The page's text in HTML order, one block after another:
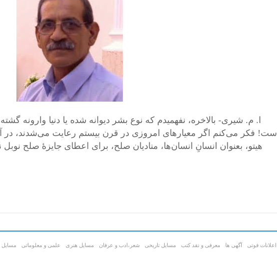
است! فکر می‌کنم اگر معیار‌های امروزی در قرن بیستم رعایت می‌شدند، در
هیتو، بعنوان انسانِ انسان‌ها، منادیان صلح، برای اعطای جایزۀ صلح
مسايل علمی و معلوماتی مسايل هنری شعر،ادب و عرفان مسایل تاریخی معرفی و نقد کتب آگهی ها اعلانات فوتی